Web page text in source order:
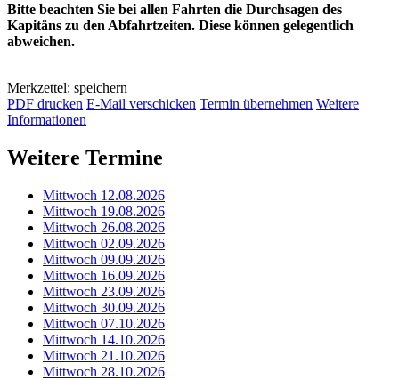
Bitte beachten Sie bei allen Fahrten die Durchsagen des
Kapitäns zu den Abfahrtzeiten. Diese können gelegentlich
abweichen.
Merkzettel: speichern
PDF drucken E-Mail verschicken Termin übernehmen Weitere
Informationen
Weitere Termine
Mittwoch 12.08.2026
Mittwoch 19.08.2026
Mittwoch 26.08.2026
Mittwoch 02.09.2026
Mittwoch 09.09.2026
Mittwoch 16.09.2026
Mittwoch 23.09.2026
Mittwoch 30.09.2026
Mittwoch 07.10.2026
Mittwoch 14.10.2026
Mittwoch 21.10.2026
Mittwoch 28.10.2026